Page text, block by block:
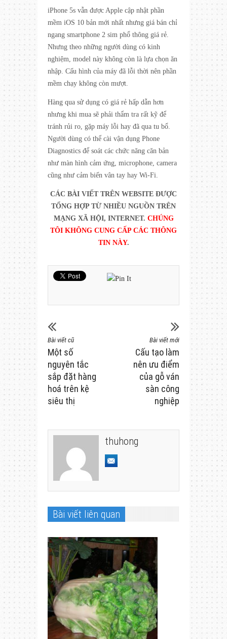
iPhone 5s vẫn được Apple cập nhật phần
mềm iOS 10 bản mới nhất nhưng giá bán chỉ
ngang smartphone 2 sim phổ thông giá rẻ.
Nhưng theo những người dùng có kinh
nghiệm, model này không còn là lựa chọn ăn
nhập. Cấu hình của máy đã lỗi thời nên phần
mềm chạy không còn mượt.
Hàng qua sử dụng có giá rẻ hấp dẫn hơn
nhưng khi mua sẽ phải thẩm tra rất kỹ để
tránh rủi ro, gặp máy lỗi hay đã qua tu bổ.
Người dùng có thể cài vận dụng Phone
Diagnostics để soát các chức năng căn bản
như màn hình cảm ứng, microphone, camera
cũng như cảm biến vân tay hay Wi-Fi.
CÁC BÀI VIẾT TRÊN WEBSITE ĐƯỢC
TỔNG HỢP TỪ NHIỀU NGUỒN TRÊN
MẠNG XÃ HỘI, INTERNET. CHÚNG
TÔI KHÔNG CUNG CẤP CÁC THÔNG
TIN NÀY.
Bài viết cũ
Một số
nguyên tắc
sắp đặt hàng
hoá trên kệ
siêu thị
Bài viết mới
Cấu tạo làm
nên ưu điểm
của gỗ ván
sàn công
nghiệp
thuhong
Bài viết liên quan